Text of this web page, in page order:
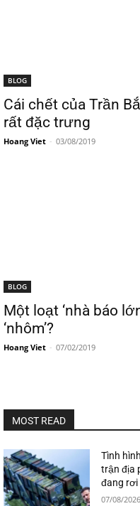
BLOG
Cái chết của Trần
rất đặc trưng
Hoang Viet - 03/08/2019
BLOG
Một loạt ‘nhà báo
‘nhôm’?
Hoang Viet - 07/02/2019
MOST READ
Tình
trận địa
đang rơi
07/08/2026